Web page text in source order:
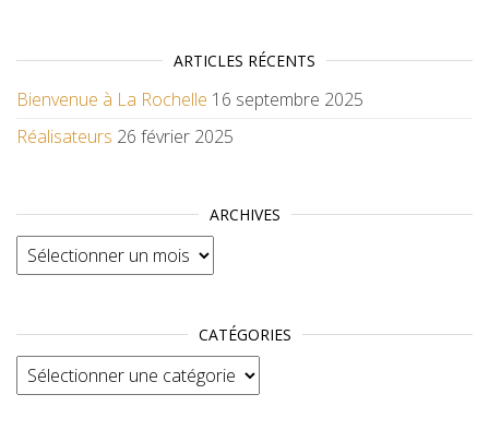
ARTICLES RÉCENTS
Bienvenue à La Rochelle 16 septembre 2025
Réalisateurs 26 février 2025
ARCHIVES
Archives
CATÉGORIES
Catégories